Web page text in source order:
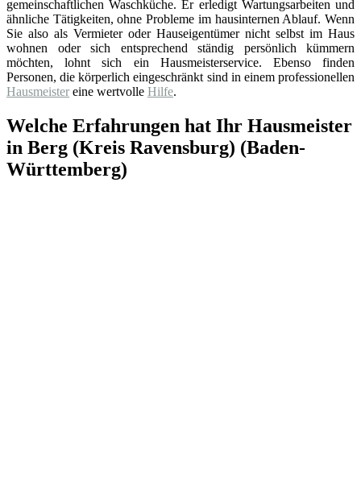
gemeinschaftlichen Waschküche. Er erledigt Wartungsarbeiten und
ähnliche Tätigkeiten, ohne Probleme im hausinternen Ablauf. Wenn
Sie also als Vermieter oder Hauseigentümer nicht selbst im Haus
wohnen oder sich entsprechend ständig persönlich kümmern
möchten, lohnt sich ein Hausmeisterservice. Ebenso finden
Personen, die körperlich eingeschränkt sind in einem professionellen
Hausmeister eine wertvolle Hilfe.
Welche Erfahrungen hat Ihr Hausmeister
in Berg (Kreis Ravensburg) (Baden-
Württemberg)